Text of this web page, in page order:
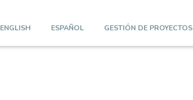
ENGLISH ESPAÑOL GESTIÓN DE PROYECTOS